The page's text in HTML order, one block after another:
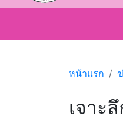
หน้าแรก
เจาะ